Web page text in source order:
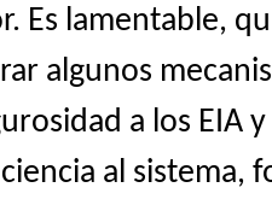
Es lamentable,
algunos
a los EIA y
al sistema,